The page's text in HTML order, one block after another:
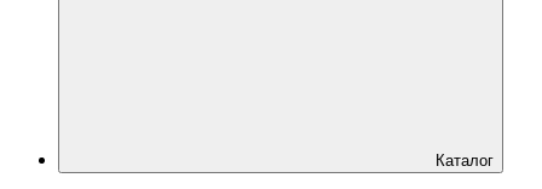
Каталог